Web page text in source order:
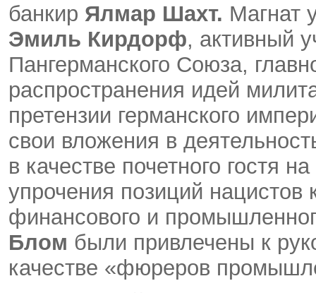
банкир Ялмар Шахт. Магнат
Эмиль Кирдорф, активный
Пангерманского Союза,
распространения идей
претензии германского
свои вложения в
в качестве почетного гостя
упрочения позиций нацистов
финансового и
Блом были привлечены к
качестве «фюреров